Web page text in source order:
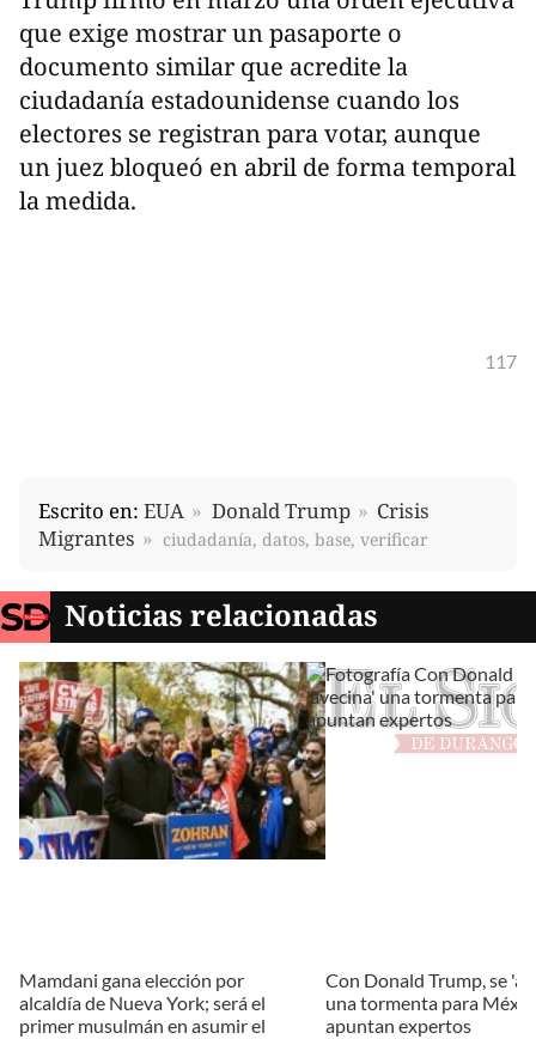
que exige mostrar un pasaporte o
documento similar que acredite la
ciudadanía estadounidense cuando los
electores se registran para votar, aunque
un juez bloqueó en abril de forma temporal
la medida.
117
Escrito en: EUA Donald Trump
Crisis
Migrantes
ciudadanía, datos, base, verificar
Noticias relacionadas
Mamdani gana elección por
alcaldía de Nueva York; será el
primer musulmán en asumir el
Con Donald Trump, se
una tormenta para
apuntan expertos